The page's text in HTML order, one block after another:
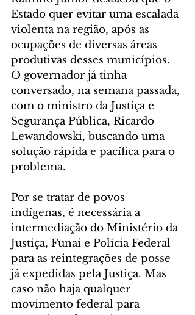
Estado quer evitar uma escalada
violenta na região, após as
ocupações de diversas áreas
produtivas desses municípios.
O governador já tinha
conversado, na semana passada,
com o ministro da Justiça e
Segurança Pública, Ricardo
Lewandowski, buscando uma
solução rápida e pacífica para o
problema.
Por se tratar de povos
indígenas, é necessária a
intermediação do Ministério da
Justiça, Funai e Polícia Federal
para as reintegrações de posse
já expedidas pela Justiça. Mas
caso não haja qualquer
movimento federal para